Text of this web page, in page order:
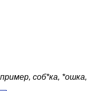
соб*ка,